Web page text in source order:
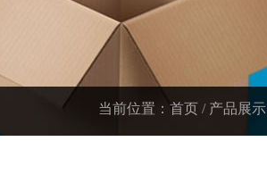
当前位置： 首页 / 产品展示